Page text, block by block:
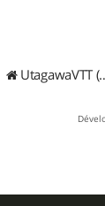
UtagawaVTT (Randos VTT et VTTAE avec traces GPS)